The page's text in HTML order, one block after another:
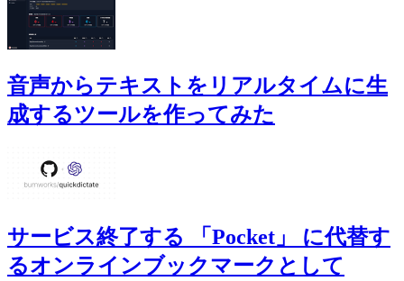
音声からテキストをリアルタイムに生
成するツールを作ってみた
サービス終了する 「Pocket」 に代替す
るオンラインブックマークとして